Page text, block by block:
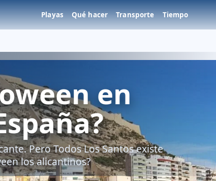
Playas Qué hacer Transporte Tiempo
en
Pero Todos Los Santos existe
los alicantinos?